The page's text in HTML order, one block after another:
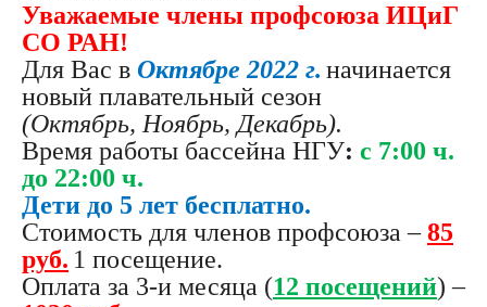
Уважаемые члены профсоюза ИЦиГ
СО РАН!
Для Вас в Октябре 2022 г. начинается
новый плавательный сезон
(Октябрь, Ноябрь, Декабрь).
Время работы бассейна НГУ: с 7:00 ч.
до 22:00 ч.
Дети до 5 лет бесплатно.
Стоимость для членов профсоюза –85
руб. 1 посещение.
Оплата за 3-и месяца (12 посещений) –